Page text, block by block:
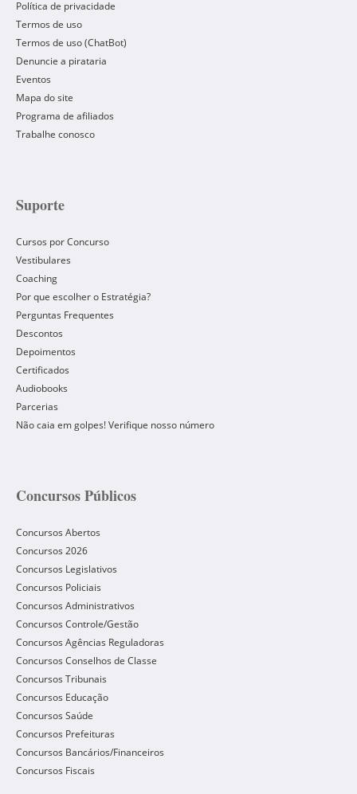
Política de privacidade
Termos de uso
Termos de uso (ChatBot)
Denuncie a pirataria
Eventos
Mapa do site
Programa de afiliados
Trabalhe conosco
Suporte
Cursos por Concurso
Vestibulares
Coaching
Por que escolher o Estratégia?
Perguntas Frequentes
Descontos
Depoimentos
Certificados
Audiobooks
Parcerias
Não caia em golpes! Verifique nosso número
Concursos Públicos
Concursos Abertos
Concursos 2026
Concursos Legislativos
Concursos Policiais
Concursos Administrativos
Concursos Controle/Gestão
Concursos Agências Reguladoras
Concursos Conselhos de Classe
Concursos Tribunais
Concursos Educação
Concursos Saúde
Concursos Prefeituras
Concursos Bancários/Financeiros
Concursos Fiscais